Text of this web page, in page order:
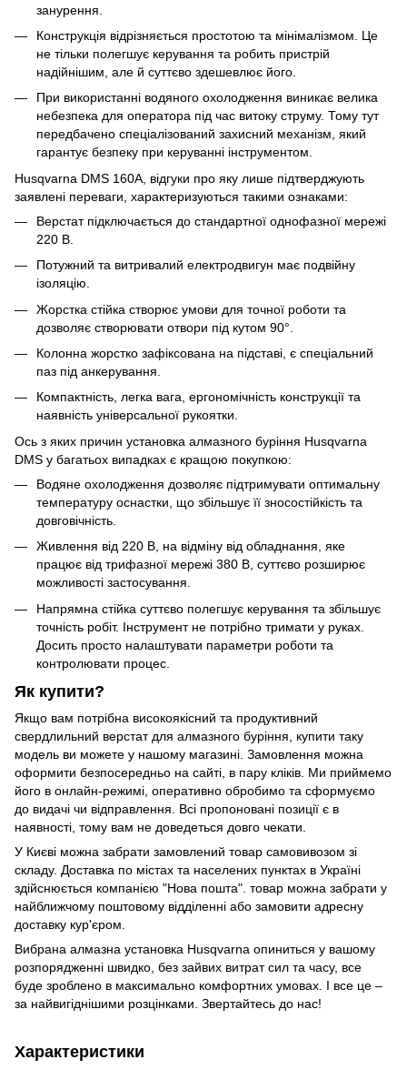
занурення.
Конструкція відрізняється простотою та мінімалізмом. Це
не тільки полегшує керування та робить пристрій
надійнішим, але й суттєво здешевлює його.
При використанні водяного охолодження виникає велика
небезпека для оператора під час витоку струму. Тому тут
передбачено спеціалізований захисний механізм, який
гарантує безпеку при керуванні інструментом.
Husqvarna DMS 160A, відгуки про яку лише підтверджують
заявлені переваги, характеризуються такими ознаками:
Верстат підключається до стандартної однофазної мережі
220 В.
Потужний та витривалий електродвигун має подвійну
ізоляцію.
Жорстка стійка створює умови для точної роботи та
дозволяє створювати отвори під кутом 90°.
Колонна жорстко зафіксована на підставі, є спеціальний
паз під анкерування.
Компактність, легка вага, ергономічність конструкції та
наявність універсальної рукоятки.
Ось з яких причин установка алмазного буріння Husqvarna
DMS у багатьох випадках є кращою покупкою:
Водяне охолодження дозволяє підтримувати оптимальну
температуру оснастки, що збільшує її зносостійкість та
довговічність.
Живлення від 220 В, на відміну від обладнання, яке
працює від трифазної мережі 380 В, суттєво розширює
можливості застосування.
Напрямна стійка суттєво полегшує керування та збільшує
точність робіт. Інструмент не потрібно тримати у руках.
Досить просто налаштувати параметри роботи та
контролювати процес.
Як купити?
Якщо вам потрібна високоякісний та продуктивний
свердлильний верстат для алмазного буріння, купити таку
модель ви можете у нашому магазині. Замовлення можна
оформити безпосередньо на сайті, в пару кліків. Ми приймемо
його в онлайн-режимі, оперативно обробимо та сформуємо
до видачі чи відправлення. Всі пропоновані позиції є в
наявності, тому вам не доведеться довго чекати.
У Києві можна забрати замовлений товар самовивозом зі
складу. Доставка по містах та населених пунктах в Україні
здійснюється компанією "Нова пошта". товар можна забрати у
найближчому поштовому відділенні або замовити адресну
доставку кур'єром.
Вибрана алмазна установка Husqvarna опиниться у вашому
розпорядженні швидко, без зайвих витрат сил та часу, все
буде зроблено в максимально комфортних умовах. І все це –
за найвигіднішими розцінками. Звертайтесь до нас!
Характеристики